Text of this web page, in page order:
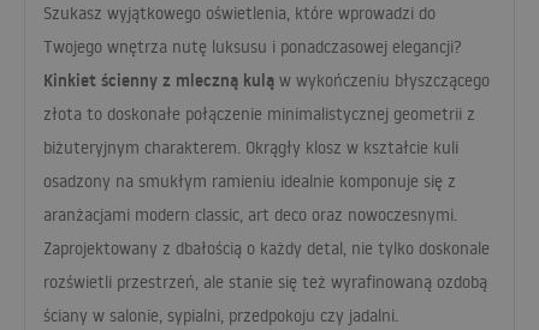
Szukasz wyjątkowego oświetlenia, które wprowadzi do
Twojego wnętrza nutę luksusu i ponadczasowej elegancji?
Kinkiet ścienny z mleczną kulą w wykończeniu błyszczącego
złota to doskonałe połączenie minimalistycznej geometrii z
biżuteryjnym charakterem. Okrągły klosz w kształcie kuli
osadzony na smukłym ramieniu idealnie komponuje się z
aranżacjami modern classic, art deco oraz nowoczesnymi.
Zaprojektowany z dbałością o każdy detal, nie tylko doskonale
rozświetli przestrzeń, ale stanie się też wyrafinowaną ozdobą
ściany w salonie, sypialni, przedpokoju czy jadalni.